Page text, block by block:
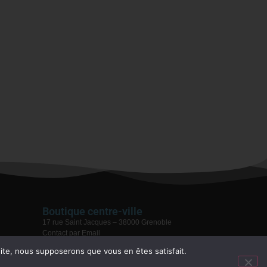
Boutique centre-ville
17 rue Saint Jacques – 38000 Grenoble
Contact par Email
nous supposerons que vous en êtes satisfait.